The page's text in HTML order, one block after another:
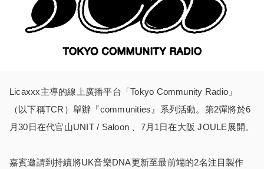
Licaxxx主導的線上廣播平台「Tokyo Community Radio」
（以下稱TCR）舉辦『communities』系列活動。第2彈將於6
月30日在代官山UNIT / Saloon 、7月1日在大阪 JOULE展開。
嘉賓邀請到持續將UK音樂DNA更新至最前端的2名注目製作